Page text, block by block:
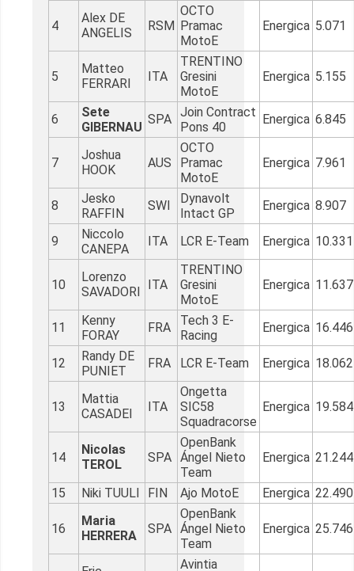
4
Alex DE
ANGELIS
RSM
OCTO
Pramac
MotoE
Energica 5.071
5
Matteo
FERRARI
ITA
TRENTINO
Gresini
MotoE
Energica 5.155
6
Sete
GIBERNAU
SPA Join Contract
Pons 40
Energica 6.845
7
Joshua
HOOK
AUS
OCTO
Pramac
MotoE
Energica 7.961
8
Jesko
RAFFIN
SWI
Dynavolt
Intact GP
Energica 8.907
9
Niccolo
CANEPA
ITA LCR E-Team Energica 10.331
10
Lorenzo
SAVADORI ITA
TRENTINO
Gresini
MotoE
Energica 11.637
11
Kenny
FORAY
FRA
Tech 3 E-
Racing
Energica 16.446
12
Randy DE
PUNIET
FRA LCR E-Team Energica 18.062
13
Mattia
CASADEI
ITA
Ongetta
SIC58
Squadracorse
Energica 19.584
14
Nicolas
TEROL
SPA
OpenBank
Ángel Nieto
Team
Energica 21.244
15 Niki TUULI FIN Ajo MotoE Energica 22.490
16
Maria
HERRERA
SPA
OpenBank
Ángel Nieto
Team
Energica 25.746
Avintia